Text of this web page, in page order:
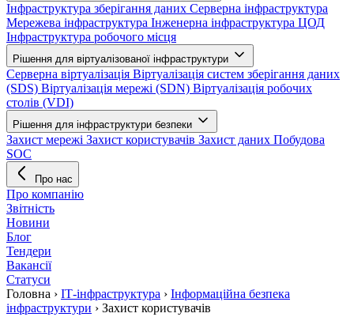
Інфраструктура зберігання даних Серверна інфраструктура
Мережева інфраструктура Інженерна інфраструктура ЦОД
Інфраструктура робочого місця
Рішення для віртуалізованої інфраструктури
Серверна віртуалізація Віртуалізація систем зберігання даних
(SDS) Віртуалізація мережі (SDN) Віртуалізація робочих
столів (VDI)
Рішення для інфраструктури безпеки
Захист мережі Захист користувачів Захист даних Побудова
SOC
Про нас
Про компанію
Звітність
Новини
Блог
Тендери
Вакансії
Статуси
Головна › ІТ-iнфраструктура › Інформаційна безпека
інфраструктури › Захист користувачів